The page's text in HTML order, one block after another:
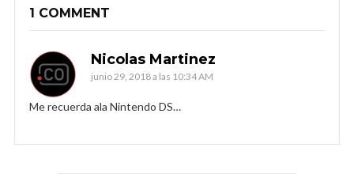
1 COMMENT
Nicolas Martinez
junio 29, 2018 a las 10:34 AM
Me recuerda ala Nintendo DS…